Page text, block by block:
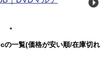
一覧(価格が安い順/在庫切れ